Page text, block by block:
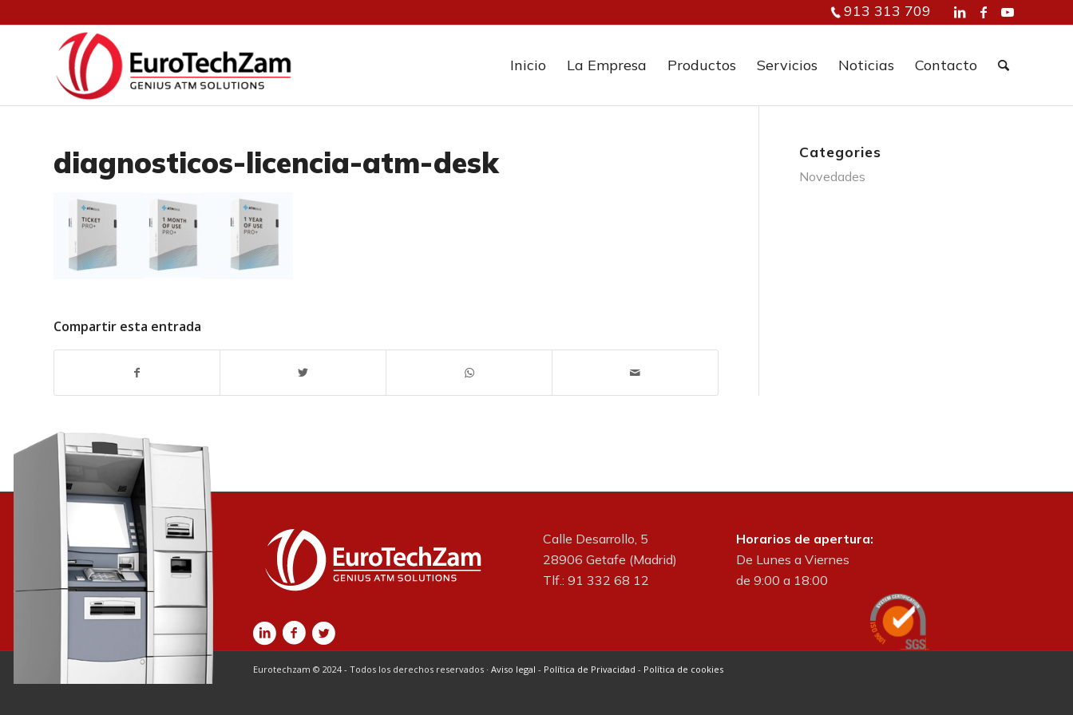
913 313 709
Inicio La Empresa Productos Servicios Noticias Contacto
diagnosticos-licencia-atm-desk
Compartir esta entrada
Categories
Novedades
Calle Desarrollo, 5
28906 Getafe (Madrid)
Tlf.: 91 332 68 12
Horarios de apertura:
De Lunes a Viernes
de 9:00 a 18:00
Eurotechzam © 2024 - Todos los derechos reservados · Aviso legal - Política de Privacidad - Política de cookies